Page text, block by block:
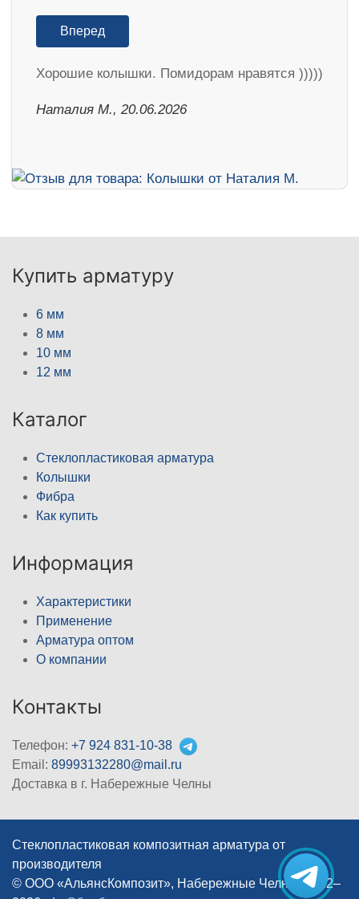
Вперед
Хорошие колышки. Помидорам нравятся )))))
Наталия М., 20.06.2026
Купить арматуру
6 мм
8 мм
10 мм
12 мм
Каталог
Стеклопластиковая арматура
Колышки
Фибра
Как купить
Информация
Характеристики
Применение
Арматура оптом
О компании
Контакты
Телефон: +7 924 831-10-38
Email: 89993132280@mail.ru
Доставка в г. Набережные Челны
Стеклопластиковая композитная арматура от
производителя
© ООО «АльянсКомпозит», Набережные Челны, 2012–